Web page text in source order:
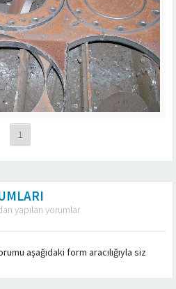
1
yapılan yorumlar
aşağıdaki form aracılığıyla siz